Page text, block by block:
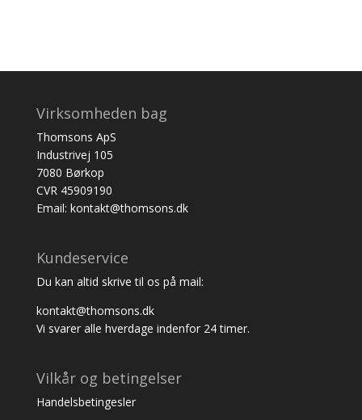
Virksomheden bag
Thomsons ApS
Industrivej 105
7080 Børkop
CVR 45909190
Email: kontakt@thomsons.dk
Kundeservice
Du kan altid skrive til os på mail:
kontakt@thomsons.dk
Vi svarer alle hverdage indenfor 24 timer.
Vilkår og betingelser
Handelsbetingesler